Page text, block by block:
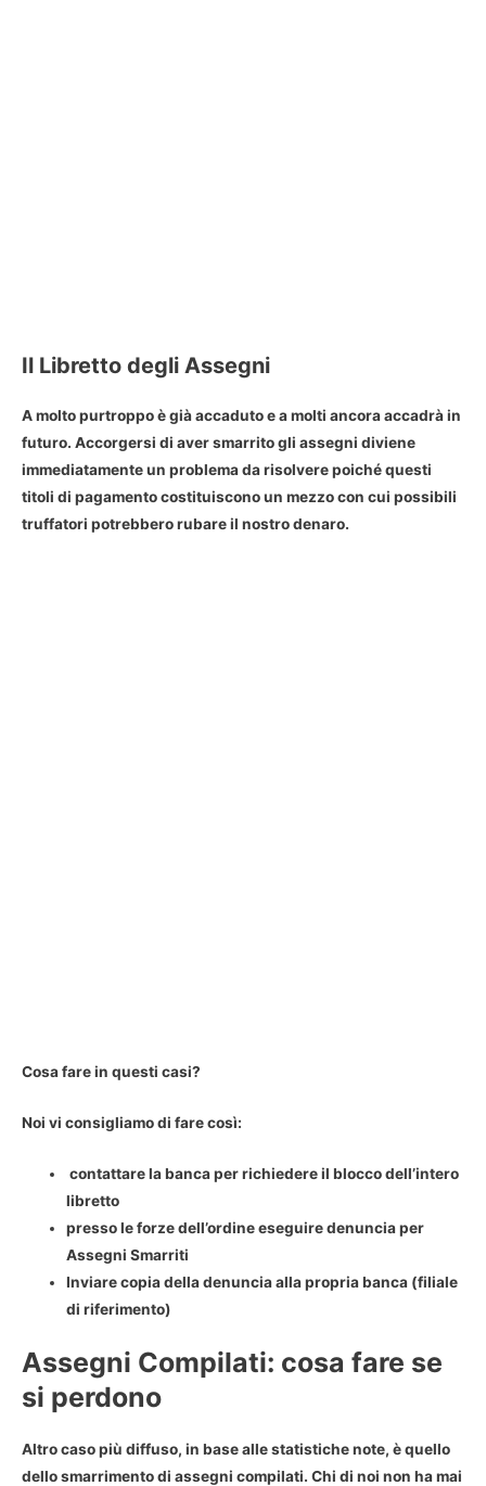
Il Libretto degli Assegni
A molto purtroppo è già accaduto e a molti ancora accadrà in
futuro. Accorgersi di aver smarrito gli assegni diviene
immediatamente un problema da risolvere poiché questi
titoli di pagamento costituiscono un mezzo con cui possibili
truffatori potrebbero rubare il nostro denaro.
Cosa fare in questi casi?
Noi vi consigliamo di fare così:
contattare la banca per richiedere il blocco dell’intero
libretto
presso le forze dell’ordine eseguiredenuncia per
Assegni Smarriti
Inviare copia della denuncia alla propria banca (filiale
di riferimento)
Assegni Compilati: cosa fare se
si perdono
Altro caso più diffuso, in base alle statistiche note, è quello
dellosmarrimento di assegni compilati. Chi di noi non ha mai